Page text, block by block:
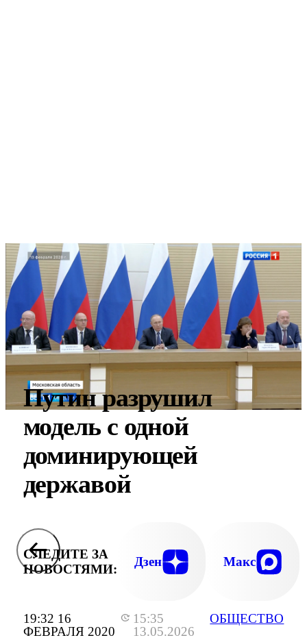
19:32 16
ФЕВРАЛЯ 2020
15:35
13.05.2026
ОБЩЕСТВО
Путин разрушил
модель с одной
доминирующей
державой
СЛЕДИТЕ ЗА
НОВОСТЯМИ:
Дзен Макс